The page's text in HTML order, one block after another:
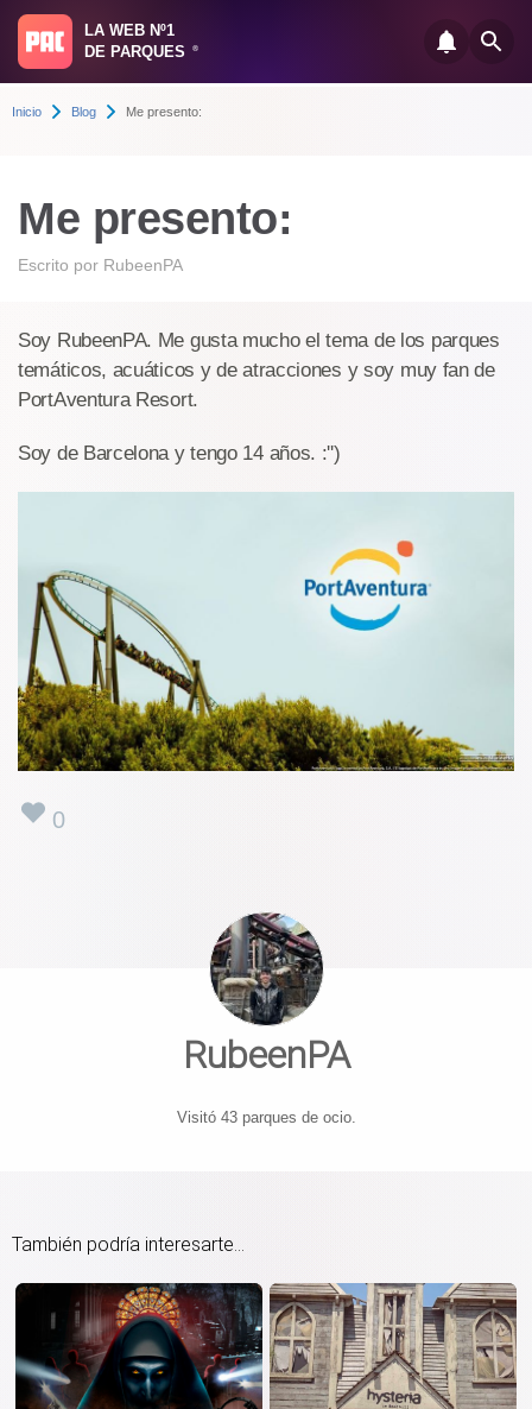
LA WEB Nº1
DE PARQUES
®
Inicio Blog Me presento:
Me presento:
Escrito por RubeenPA
Soy RubeenPA. Me gusta mucho el tema de los parques
temáticos, acuáticos y de atracciones y soy muy fan de
PortAventura Resort.
Soy de Barcelona y tengo 14 años. :'')
0
RubeenPA
Visitó 43 parques de ocio.
También podría interesarte...